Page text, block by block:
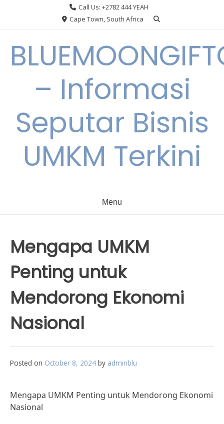
Call Us: +2782 444 YEAH
Cape Town, South Africa
– Informasi
Seputar Bisnis
UMKM Terkini
Menu
Mengapa UMKM
Penting untuk
Mendorong Ekonomi
Nasional
Posted on October 8, 2024 by adminblu
Mengapa UMKM Penting untuk Mendorong Ekonomi
Nasional